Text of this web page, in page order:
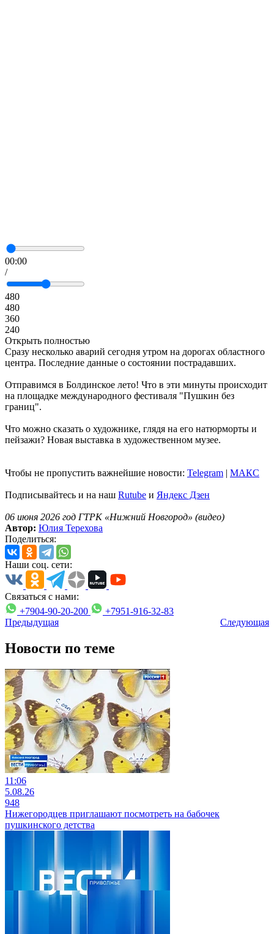
00:00
/
480
480
360
240
Открыть полностью
Сразу несколько аварий сегодня утром на дорогах областного
центра. Последние данные о состоянии пострадавших.
Отправимся в Болдинское лето! Что в эти минуты происходит
на площадке международного фестиваля "Пушкин без
границ".
Что можно сказать о художнике, глядя на его натюрморты и
пейзажи? Новая выставка в художественном музее.
Чтобы не пропустить важнейшие новости: Telegram | MAКС
Подписывайтесь и на наш Rutube и Яндекс Дзен
06 июня 2026 год ГТРК «Нижний Новгород» (видео)
Автор: Юлия Терехова
Поделиться:
Наши соц. сети:
Связаться с нами:
+7904-90-20-200
+7951-916-32-83
Предыдущая
Следующая
Новости по теме
11:06
5.08.26
948
Нижегородцев приглашают посмотреть на бабочек
пушкинского детства